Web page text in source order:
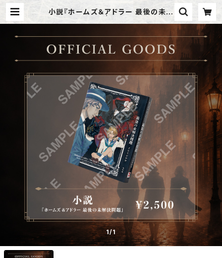
小説『ホームズ＆アドラー 最後の未解
決事件』 | アメツチ屋
1/1